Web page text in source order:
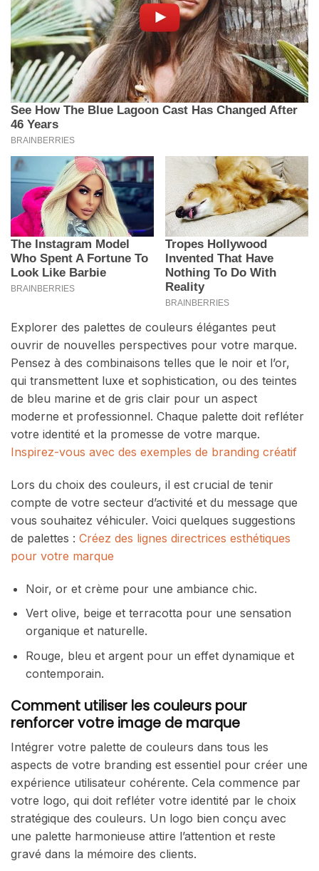
Explorer des palettes de couleurs élégantes peut
ouvrir de nouvelles perspectives pour votre marque.
Pensez à des combinaisons telles que le noir et l’or,
qui transmettent luxe et sophistication, ou des teintes
de bleu marine et de gris clair pour un aspect
moderne et professionnel. Chaque palette doit refléter
votre identité et la promesse de votre marque.
Inspirez-vous avec des exemples de branding créatif
Lors du choix des couleurs, il est crucial de tenir
compte de votre secteur d’activité et du message que
vous souhaitez véhiculer. Voici quelques suggestions
de palettes : Créez des lignes directrices esthétiques
pour votre marque
Noir, or et crème pour une ambiance chic.
Vert olive, beige et terracotta pour une sensation
organique et naturelle.
Rouge, bleu et argent pour un effet dynamique et
contemporain.
Comment utiliser les couleurs pour
renforcer votre image de marque
Intégrer votre palette de couleurs dans tous les
aspects de votre branding est essentiel pour créer une
expérience utilisateur cohérente. Cela commence par
votre logo, qui doit refléter votre identité par le choix
stratégique des couleurs. Un logo bien conçu avec
une palette harmonieuse attire l’attention et reste
gravé dans la mémoire des clients.